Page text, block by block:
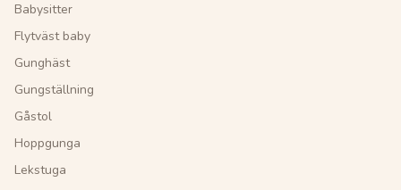
Babysitter
Flytväst baby
Gunghäst
Gungställning
Gåstol
Hoppgunga
Lekstuga